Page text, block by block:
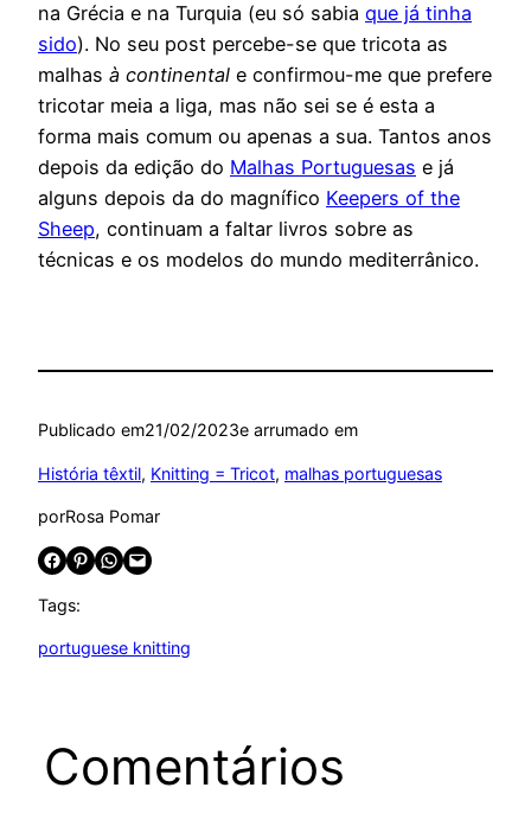
na Grécia e na Turquia (eu só sabia que já tinha
sido). No seu post percebe-se que tricota as
malhas à continental e confirmou-me que prefere
tricotar meia a liga, mas não sei se é esta a
forma mais comum ou apenas a sua. Tantos anos
depois da edição do Malhas Portuguesas e já
alguns depois da do magnífico Keepers of the
Sheep, continuam a faltar livros sobre as
técnicas e os modelos do mundo mediterrânico.
Publicado em21/02/2023e arrumado em
História têxtil, Knitting = Tricot, malhas portuguesas
porRosa Pomar
Share on Facebook Share on Pinterest Share on WhatsApp Email this Page
Tags:
portuguese knitting
Comentários